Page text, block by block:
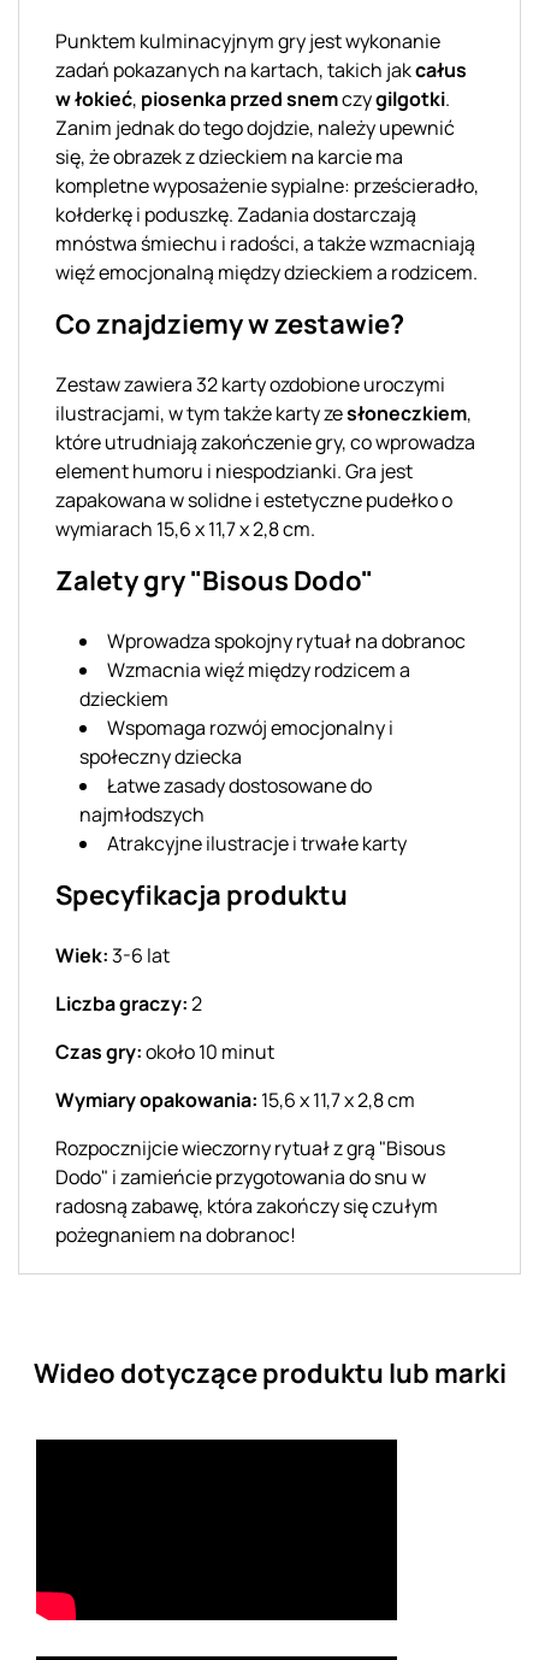
Punktem kulminacyjnym gry jest wykonanie
zadań pokazanych na kartach, takich jakcałus
w łokieć, piosenka przed snemczygilgotki.
Zanim jednak do tego dojdzie, należy upewnić
się, że obrazek z dzieckiem na karcie ma
kompletne wyposażenie sypialne: prześcieradło,
kołderkę i poduszkę. Zadania dostarczają
mnóstwa śmiechu i radości, a także wzmacniają
więź emocjonalną między dzieckiem a rodzicem.
Co znajdziemy w zestawie?
Zestaw zawiera 32 karty ozdobione uroczymi
ilustracjami, w tym także karty zesłoneczkiem,
które utrudniają zakończenie gry, co wprowadza
element humoru i niespodzianki. Gra jest
zapakowana w solidne i estetyczne pudełko o
wymiarach 15,6 x 11,7 x 2,8 cm.
Zalety gry "Bisous Dodo"
Wprowadza spokojny rytuał na dobranoc
Wzmacnia więź między rodzicem a
dzieckiem
Wspomaga rozwój emocjonalny i
społeczny dziecka
Łatwe zasady dostosowane do
najmłodszych
Atrakcyjne ilustracje i trwałe karty
Specyfikacja produktu
Wiek:3-6 lat
Liczba graczy:2
Czas gry:około 10 minut
Wymiary opakowania: 15,6 x 11,7 x 2,8 cm
Rozpocznijcie wieczorny rytuał z grą "Bisous
Dodo" i zamieńcie przygotowania do snu w
radosną zabawę, która zakończy się czułym
pożegnaniem na dobranoc!
Wideo dotyczące produktu lub marki